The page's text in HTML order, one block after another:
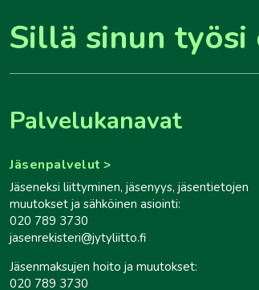
Sillä sinun työsi
Palvelukanavat
Jäsenpalvelut
Jäseneksi liittyminen, jäsenyys, jäsentietojen
muutokset ja sähköinen asiointi:
020 789 3730
jasenrekisteri@jytyliitto.fi
Jäsenmaksujen hoito ja muutokset:
020 789 3730